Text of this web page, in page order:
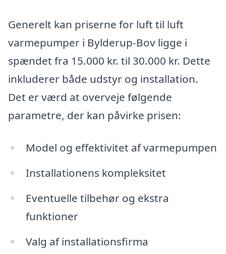
Generelt kan priserne for luft til luft
varmepumper i Bylderup-Bov ligge i
spændet fra 15.000 kr. til 30.000 kr. Dette
inkluderer både udstyr og installation.
Det er værd at overveje følgende
parametre, der kan påvirke prisen:
Model og effektivitet af varmepumpen
Installationens kompleksitet
Eventuelle tilbehør og ekstra
funktioner
Valg af installationsfirma